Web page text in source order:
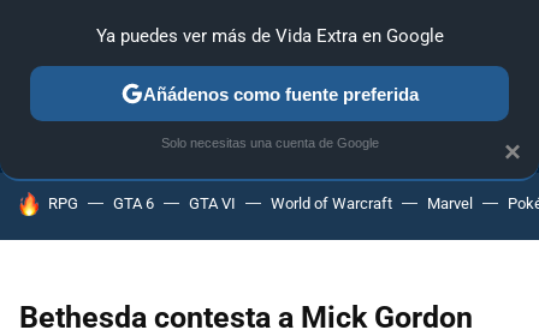
ANÁLISIS GUÍAS Y TRUCOS PC SONY NINTENDO
HOY SE HABLA DE
RPG GTA 6 GTA VI World of Warcraft Marvel
Bethesda contesta a Mick Gordon
×
Ya puedes ver más de Vida Extra en Google
Añádenos como fuente preferida
Solo necesitas una cuenta de Google